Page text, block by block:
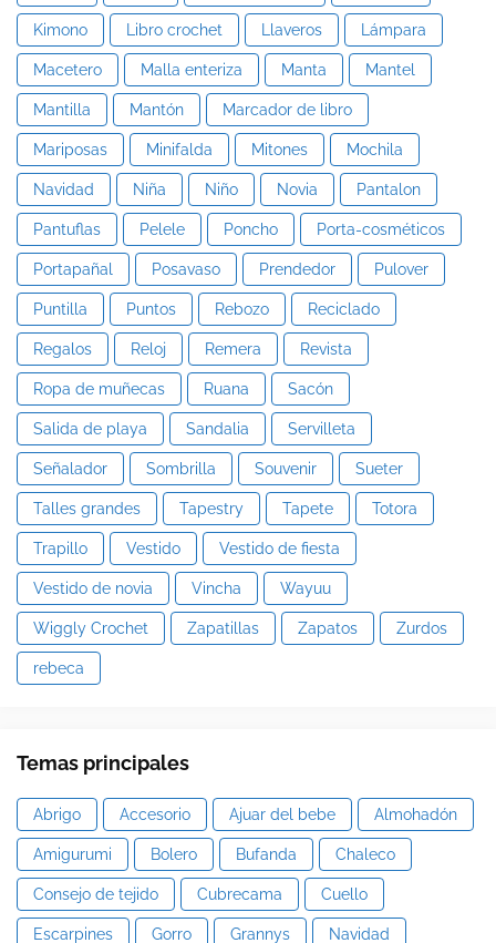
Kimono Libro crochet Llaveros Lámpara
Macetero Malla enteriza Manta Mantel
Mantilla Mantón Marcador de libro
Mariposas Minifalda Mitones Mochila
Navidad Niña Niño Novia Pantalon
Pantuflas Pelele Poncho Porta-cosméticos
Portapañal Posavaso Prendedor Pulover
Puntilla Puntos Rebozo Reciclado
Regalos Reloj Remera Revista
Ropa de muñecas Ruana Sacón
Salida de playa Sandalia Servilleta
Señalador Sombrilla Souvenir Sueter
Talles grandes Tapestry Tapete Totora
Trapillo Vestido Vestido de fiesta
Vestido de novia Vincha Wayuu
Wiggly Crochet Zapatillas Zapatos Zurdos
rebeca
Temas principales
Abrigo Accesorio Ajuar del bebe Almohadón
Amigurumi Bolero Bufanda Chaleco
Consejo de tejido Cubrecama Cuello
Escarpines Gorro Grannys Navidad